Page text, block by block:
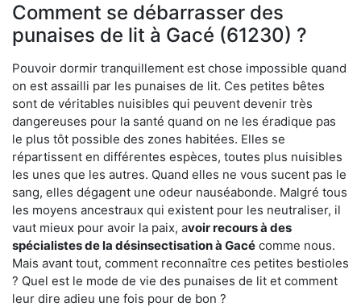
Comment se débarrasser des
punaises de lit à Gacé (61230) ?
Pouvoir dormir tranquillement est chose impossible quand
on est assailli par les punaises de lit. Ces petites bêtes
sont de véritables nuisibles qui peuvent devenir très
dangereuses pour la santé quand on ne les éradique pas
le plus tôt possible des zones habitées. Elles se
répartissent en différentes espèces, toutes plus nuisibles
les unes que les autres. Quand elles ne vous sucent pas le
sang, elles dégagent une odeur nauséabonde. Malgré tous
les moyens ancestraux qui existent pour les neutraliser, il
vaut mieux pour avoir la paix, avoir recours à des
spécialistes de la désinsectisation à Gacé comme nous.
Mais avant tout, comment reconnaître ces petites bestioles
? Quel est le mode de vie des punaises de lit et comment
leur dire adieu une fois pour de bon ?